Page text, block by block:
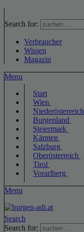
Search for:
Verbraucher
Wissen
Magazin
Menu
Start
Wien
Niederösterreich
Burgenland
Steiermark
Kärnten
Salzburg
Oberösterreich
Tirol
Vorarlberg
Menu
Search
Search for: